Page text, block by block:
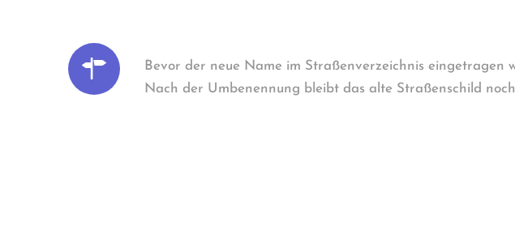
Bevor der neue Name im Straßenverzeichnis
Nach der Umbenennung bleibt das alte Straßenschild